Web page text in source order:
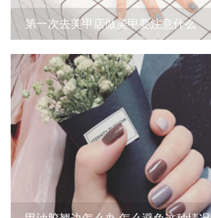
第一次去美甲店做美甲要注意什么